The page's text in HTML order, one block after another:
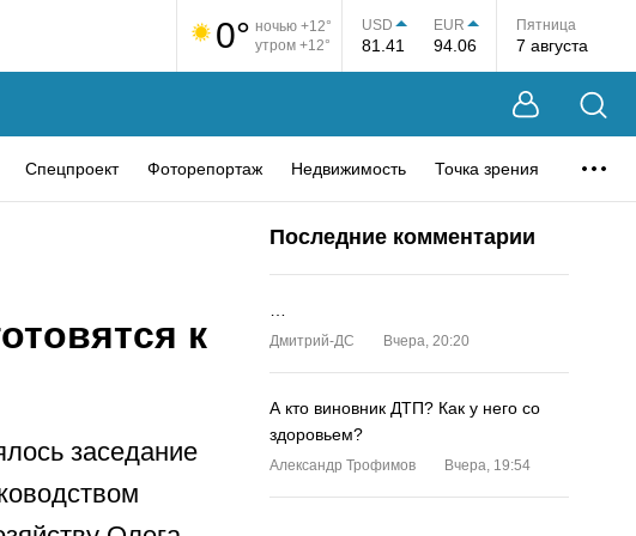
0° ночью +12°
утром +12°
USD
81.41
EUR
94.06
Пятница
7 августа
Спецпроект Фоторепортаж Недвижимость Точка зрения
к
заседание
Последние комментарии
Дмитрий-ДС Вчера, 20:20
А кто виновник ДТП? Как у него со
здоровьем?
Александр Трофимов Вчера, 19:54